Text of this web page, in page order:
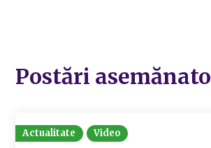
Postări
Actualitate Video